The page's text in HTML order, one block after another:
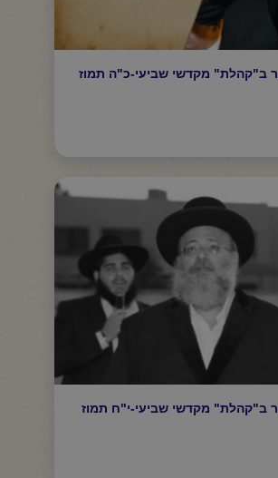
ב"קהלת" מקדשי שביעי-כ"ה תמוז
ב"קהלת" מקדשי שביעי-י"ח תמוז